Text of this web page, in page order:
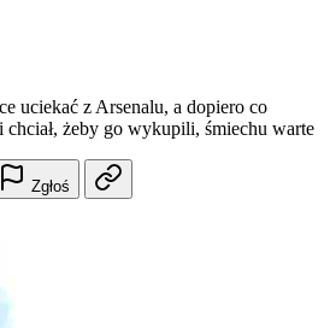
uciekać z Arsenalu, a dopiero co
chciał, żeby go wykupili, śmiechu warte
Zgłoś